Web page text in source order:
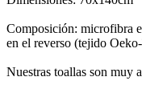
Composición: microfibra
en el reverso (tejido
Nuestras toallas son muy